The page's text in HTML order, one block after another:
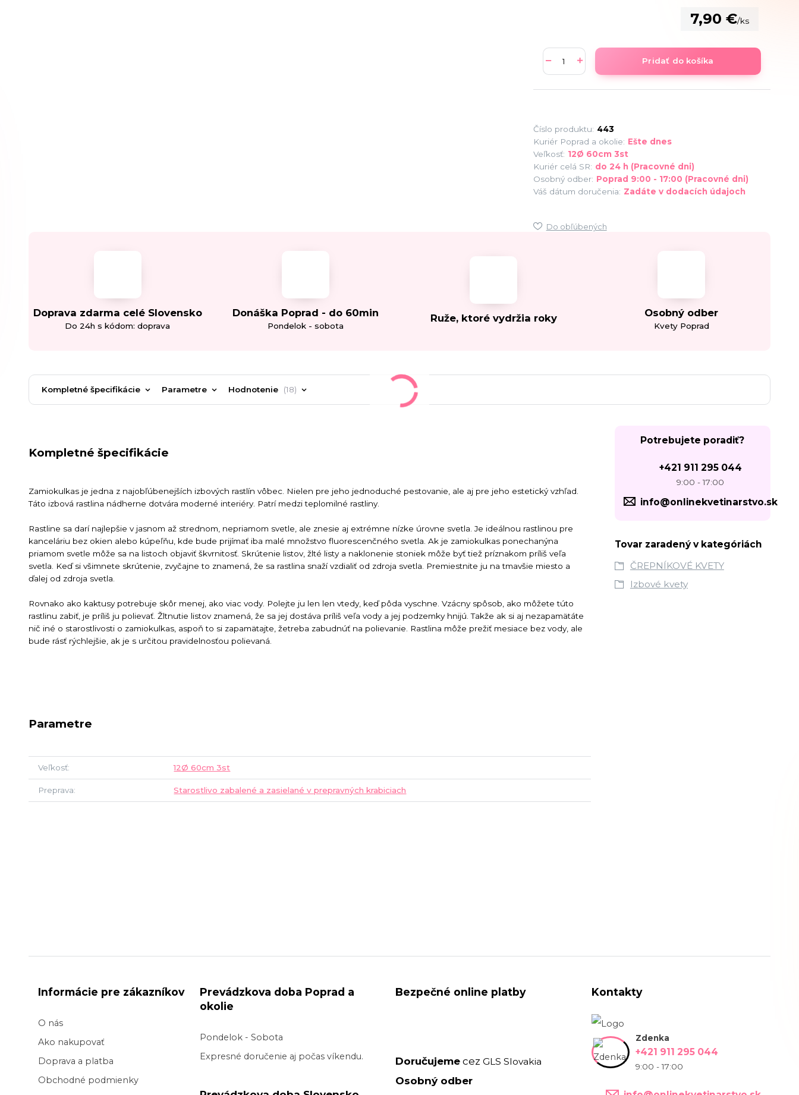
7,90 €/ks
Pridať do košíka
Číslo produktu: 443
Kuriér Poprad a okolie: Ešte dnes
Veľkosť: 12Ø 60cm 3st
Kuriér celá SR: do 24 h (Pracovné dni)
Osobný odber: Poprad 9:00 - 17:00 (Pracovné dni)
Váš dátum doručenia: Zadáte v dodacích údajoch
Do obľúbených
Doprava zdarma celé Slovensko
Do 24h s kódom: doprava
Donáška Poprad - do 60min
Pondelok - sobota
Ruže, ktoré vydržia roky Osobný odber
Kvety Poprad
Kompletné špecifikácie Parametre Hodnotenie 18
Kompletné špecifikácie
Zamiokulkas je jedna z najobľúbenejších izbových rastlín vôbec. Nielen pre jeho jednoduché pestovanie, ale aj pre jeho estetický vzhľad.
Táto izbová rastlina nádherne dotvára moderné interiéry. Patrí medzi teplomilné rastliny.
Rastline sa darí najlepšie v jasnom až strednom, nepriamom svetle, ale znesie aj extrémne nízke úrovne svetla. Je ideálnou rastlinou pre
kanceláriu bez okien alebo kúpeľňu, kde bude prijímať iba malé množstvo fluorescenčného svetla. Ak je zamiokulkas ponechanýna
priamom svetle môže sa na listoch objaviť škvrnitosť. Skrútenie listov, žlté listy a naklonenie stoniek môže byť tiež príznakom príliš veľa
svetla. Keď si všimnete skrútenie, zvyčajne to znamená, že sa rastlina snaží vzdialiť od zdroja svetla. Premiestnite ju na tmavšie miesto a
ďalej od zdroja svetla.
Rovnako ako kaktusy potrebuje skôr menej, ako viac vody. Polejte ju len len vtedy, keď pôda vyschne. Vzácny spôsob, ako môžete túto
rastlinu zabiť, je príliš ju polievať. Žltnutie listov znamená, že sa jej dostáva príliš veľa vody a jej podzemky hnijú. Takže ak si aj nezapamätáte
nič iné o starostlivosti o zamiokulkas, aspoň to si zapamätajte, žetreba zabudnúť na polievanie. Rastlina môže prežiť mesiace bez vody, ale
bude rásť rýchlejšie, ak je s určitou pravidelnosťou polievaná.
Parametre
Veľkosť 12Ø 60cm 3st
Preprava Starostlivo zabalené a zasielané v prepravných krabiciach
Potrebujete poradiť?
+421 911 295 044
9:00 - 17:00
info@onlinekvetinarstvo.sk
Tovar zaradený v kategóriách
ČREPNÍKOVÉ KVETY
Izbové kvety
Informácie pre zákazníkov
O nás
Ako nakupovať
Doprava a platba
Obchodné podmienky
Prevádzkova doba Poprad a
okolie
Pondelok - Sobota
Expresné doručenie aj počas víkendu.
Bezpečné online platby
Doručujeme cezGLS Slovakia
Osobný odber
Kontakty
Zdenka
+421 911 295 044
9:00 - 17:00